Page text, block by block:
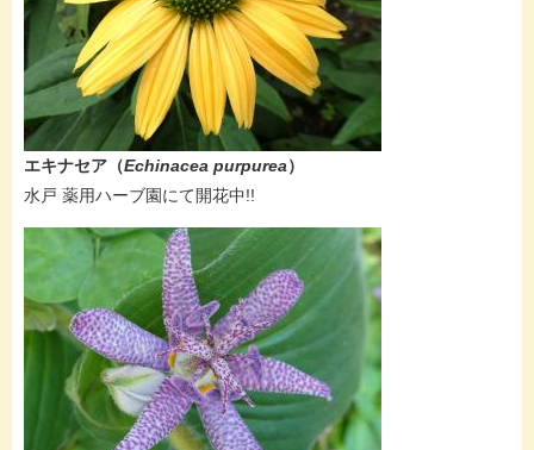
エキナセア（Echinacea purpurea）
​水戸 薬用ハーブ園にて開花中!!